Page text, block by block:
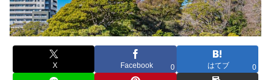
X Facebook 0 はてブ 0